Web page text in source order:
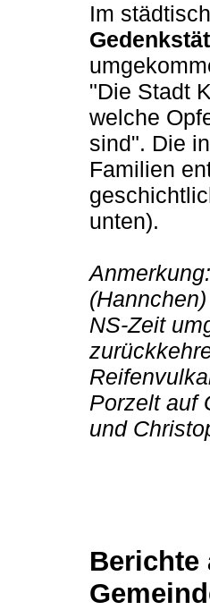
Im
"Die Stadt
welche
sind". Die
Familien
unten).
NS-Zeit
Porzelt auf
und
Berichte